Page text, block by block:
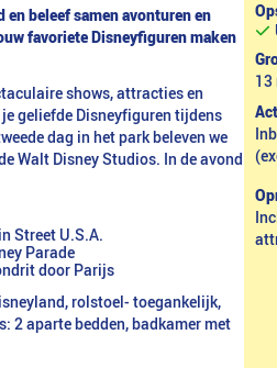
beleef samen avonturen en
favoriete Disneyﬁguren maken
shows, attracties en
geliefde Disneyfiguren tijdens
dag in het park beleven we
Walt Disney Studios. In de avond
Street U.S.A.
Parade
door Parijs
rolstoel- toegankelijk,
2 aparte bedden, badkamer met
13